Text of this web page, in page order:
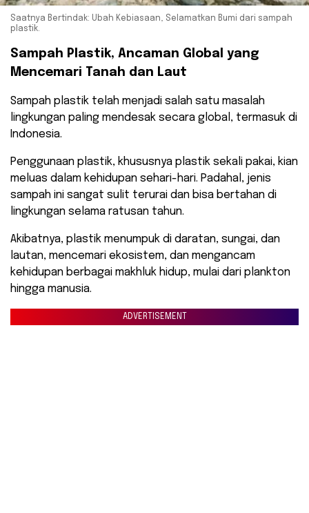
Saatnya Bertindak: Ubah Kebiasaan, Selamatkan Bumi dari sampah
plastik.
Sampah Plastik, Ancaman Global yang
Mencemari Tanah dan Laut
Sampah plastik telah menjadi salah satu masalah
lingkungan paling mendesak secara global, termasuk di
Indonesia.
Penggunaan plastik, khususnya plastik sekali pakai, kian
meluas dalam kehidupan sehari-hari. Padahal, jenis
sampah ini sangat sulit terurai dan bisa bertahan di
lingkungan selama ratusan tahun.
Akibatnya, plastik menumpuk di daratan, sungai, dan
lautan, mencemari ekosistem, dan mengancam
kehidupan berbagai makhluk hidup, mulai dari plankton
hingga manusia.
ADVERTISEMENT